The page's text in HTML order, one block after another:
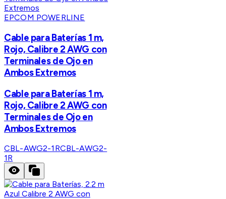
EPCOM POWERLINE
Cable para Baterías 1 m,
Rojo, Calibre 2 AWG con
Terminales de Ojo en
Ambos Extremos
Cable para Baterías 1 m,
Rojo, Calibre 2 AWG con
Terminales de Ojo en
Ambos Extremos
CBL-AWG2-1RCBL-AWG2-
1R